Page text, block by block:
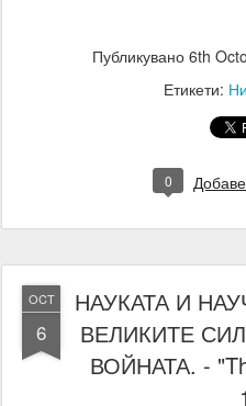
Публикувано 6th
Етикети:
0
OCT
6
НАУКАТА И
ВЕЛИКИТЕ
ВОЙНАТА. -